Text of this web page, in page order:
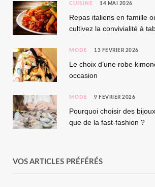
CUISINE 14 MAI 2026
Repas italiens en famille
cultivez la convivialité à
MODE 13 FÉVRIER 2026
Le choix d’une robe
occasion
MODE 9 FÉVRIER 2026
Pourquoi choisir des
que de la fast-fashion ?
VOS ARTICLES PRÉFÉRÉS